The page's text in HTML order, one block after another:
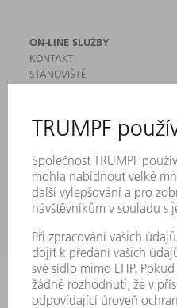
ON-LINE SLUŽBY
KONTAKT
STANOVIŠTĚ
MYTRUMPF
BEZPEČNOSTNÍ LISTY
PRODUKTY
STROJE & SYSTÉMY
LASER
VÝKONOVÁ ELEKTRONIKA
ELEKTRICKÉ NÁŘADÍ
SMART FACTORY
SOFTWARE
SERVIS
POUŽITÍ
ODVĚTVÍ